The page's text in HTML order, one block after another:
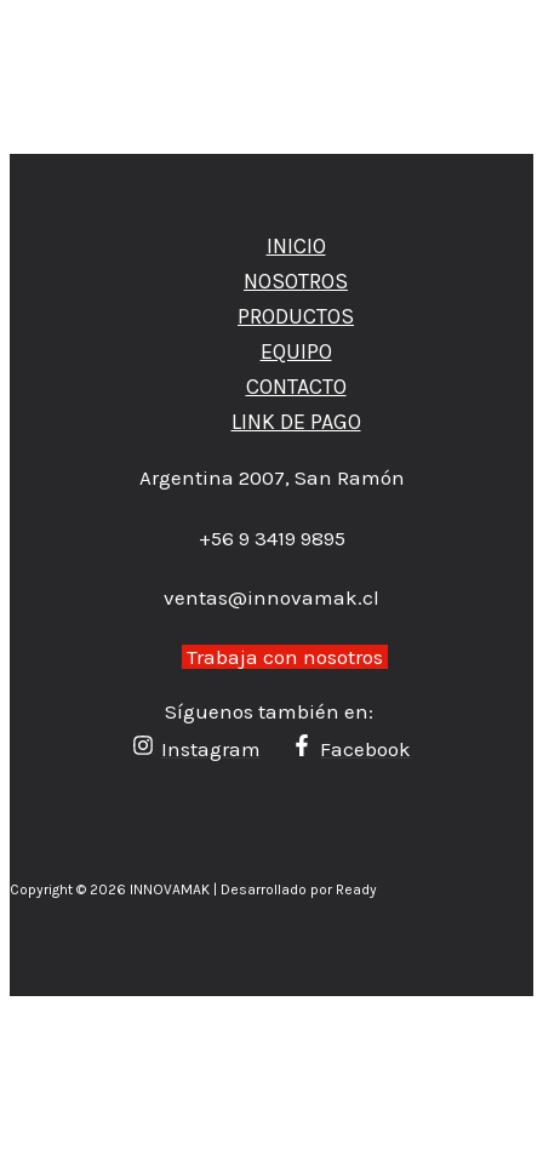
INICIO
NOSOTROS
PRODUCTOS
EQUIPO
CONTACTO
LINK DE PAGO
Argentina 2007, San Ramón
+56 9 3419 9895
ventas@innovamak.cl
Trabaja con nosotros
Síguenos también en:
Instagram
Facebook
Copyright © 2026 INNOVAMAK | Desarrollado por Ready